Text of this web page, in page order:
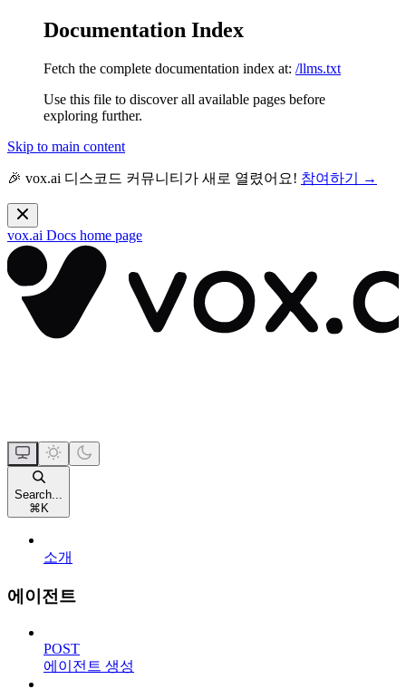
Documentation Index
Fetch the complete documentation index at: /llms.txt
Use this file to discover all available pages before
exploring further.
Skip to main content
🎉 vox.ai 디스코드 커뮤니티가 새로 열렸어요! 참여하기 →
vox.ai Docs home page
Search...
⌘ K
소개
에이전트
POST
에이전트 생성